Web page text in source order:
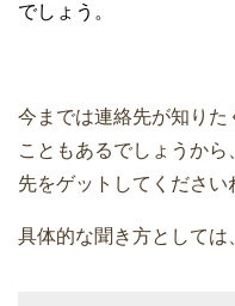
でしょう。
今までは連絡先が知りた
こともあるでしょうか
先をゲットしてください
具体的な聞き方としては